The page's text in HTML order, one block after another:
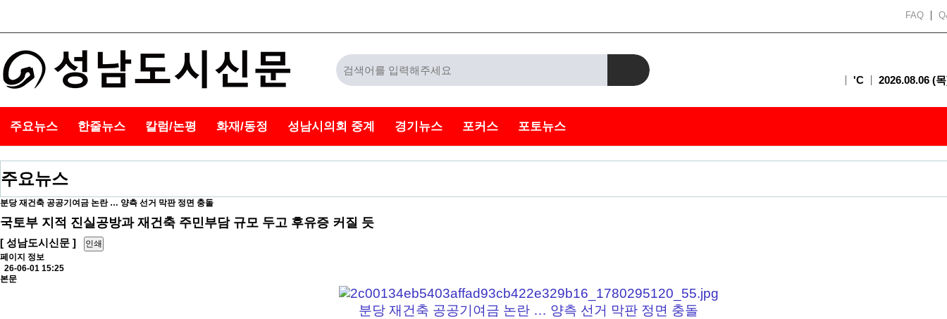
FAQ
'C 2026.08.06 (
주요뉴스 한줄뉴스 칼럼/논평 화재/동정 성남시의회 중계 경기뉴스 포커스 포토뉴스
주요뉴스
분당 재건축 공공기여금 논란 … 양측 선거 막판 정면 충돌
국토부 지적 진실공방과 재건축 주민부담 규모 두고 후유증 커질 듯
[ 성남도시신문 ]
인쇄
페이지 정보
26-06-01 15:25
본문
분당 재건축 공공기여금 논란 … 양측 선거 막판 정면 충돌